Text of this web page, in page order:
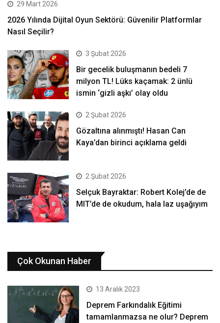
29 Mart 2026
2026 Yılında Dijital Oyun Sektörü: Güvenilir Platformlar
Nasıl Seçilir?
3 Şubat 2026
Bir gecelik buluşmanın bedeli 7
milyon TL! Lüks kaçamak: 2 ünlü
ismin ‘gizli aşkı’ olay oldu
2 Şubat 2026
Gözaltına alınmıştı! Hasan Can
Kaya’dan birinci açıklama geldi
2 Şubat 2026
Selçuk Bayraktar: Robert Kolej’de de
MIT’de de okudum, hala laz uşağıyım
Çok Okunan Haber
13 Aralık 2023
Deprem Farkındalık Eğitimi
tamamlanmazsa ne olur? Deprem